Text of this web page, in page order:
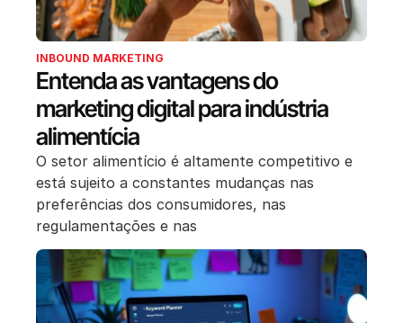
INBOUND MARKETING
Entenda as vantagens do
marketing digital para indústria
alimentícia
O setor alimentício é altamente competitivo e
está sujeito a constantes mudanças nas
preferências dos consumidores, nas
regulamentações e nas